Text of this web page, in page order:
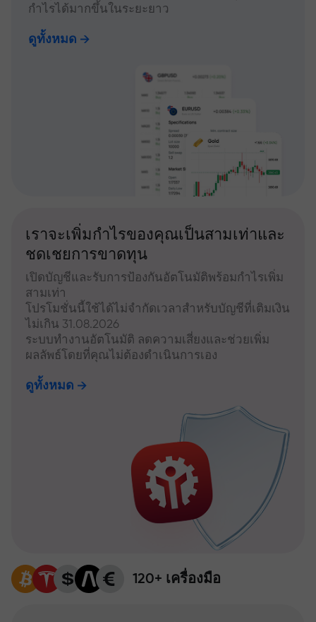
กำไรได้มากขึ้นในระยะยาว
ดูทั้งหมด
เราจะเพิ่มกำไรของคุณเป็นสามเท่าและ
ชดเชยการขาดทุน
เปิดบัญชีและรับการป้องกันอัตโนมัติพร้อมกำไรเพิ่ม
สามเท่า
โปรโมชั่นนี้ใช้ได้ไม่จำกัดเวลาสำหรับบัญชีที่เติมเงิน
ไม่เกิน 31.08.2026
ระบบทำงานอัตโนมัติ ลดความเสี่ยงและช่วยเพิ่ม
ผลลัพธ์โดยที่คุณไม่ต้องดำเนินการเอง
ดูทั้งหมด
120+ เครื่องมือ